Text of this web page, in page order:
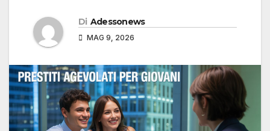
Di Adessonews
MAG 9, 2026